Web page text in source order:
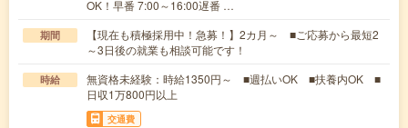
OK！早番 7:00～16:00遅番 …
期間
【現在も積極採用中！急募！】2カ月～ ■ご応募から最短2
～3日後の就業も相談可能です！
時給
無資格未経験：時給1350円～ ■週払いOK ■扶養内OK ■
日収1万800円以上
交通費